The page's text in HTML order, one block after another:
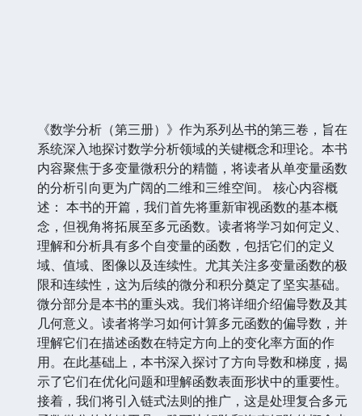
《数学分析（第三册）》作为系列丛书的第三卷，旨在
系统深入地探讨数学分析领域的关键概念和理论。本书
内容聚焦于多变量微积分的精髓，将读者从单变量函数
的分析引向更为广阔的二维和三维空间。 核心内容概
述： 本书的开篇，我们首先将重新审视函数的基本概
念，但视角将拓展至多元函数。读者将学习如何定义、
理解和分析具有多个自变量的函数，包括它们的定义
域、值域、图像以及连续性。尤其关注多变量函数的极
限和连续性，这为后续的微分和积分奠定了坚实基础。
微分部分是本书的重头戏。我们将详细介绍偏导数及其
几何意义。读者将学习如何计算多元函数的偏导数，并
理解它们在描述函数在特定方向上的变化率方面的作
用。在此基础上，本书深入探讨了方向导数和梯度，揭
示了它们在优化问题和理解函数表面形状中的重要性。
接着，我们将引入链式法则的推广，这是处理复合多元